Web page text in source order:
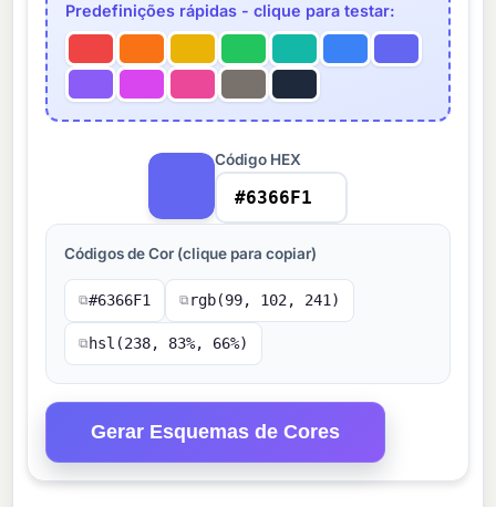
Predefinições rápidas - clique para testar:
Código HEX
Códigos de Cor (clique para copiar)
⧉#6366F1 ⧉ rgb(99, 102, 241)
⧉ hsl(238, 83%, 66%)
Gerar Esquemas de Cores